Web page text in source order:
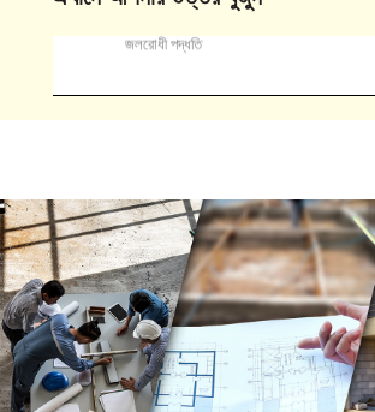
জলরোধী পদ্ধতি